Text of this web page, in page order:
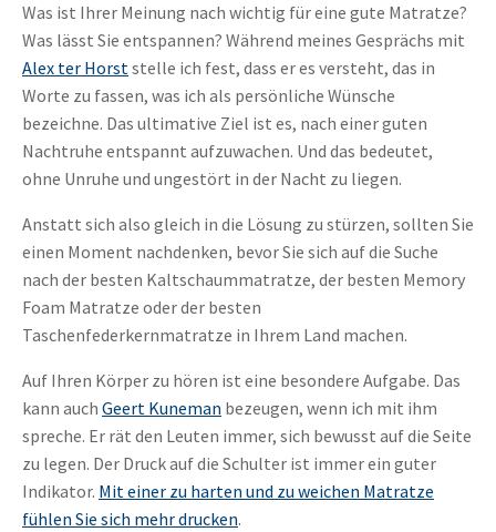
Was ist Ihrer Meinung nach wichtig für eine gute Matratze?
Was lässt Sie entspannen? Während meines Gesprächs mit
Alex ter Horststelle ich fest, dass er es versteht, das in
Worte zu fassen, was ich als persönliche Wünsche
bezeichne. Das ultimative Ziel ist es, nach einer guten
Nachtruhe entspannt aufzuwachen. Und das bedeutet,
ohne Unruhe und ungestört in der Nacht zu liegen.
Anstatt sich also gleich in die Lösung zu stürzen, sollten Sie
einen Moment nachdenken, bevor Sie sich auf die Suche
nach der besten Kaltschaummatratze, der besten Memory
Foam Matratze oder der besten
Taschenfederkernmatratze in Ihrem Land machen.
Auf Ihren Körper zu hören ist eine besondere Aufgabe. Das
kann auch Geert Kuneman bezeugen, wenn ich mit ihm
spreche. Er rät den Leuten immer, sich bewusst auf die Seite
zu legen. Der Druck auf die Schulter ist immer ein guter
Indikator. Mit einer zu harten und zu weichen Matratze
fühlen Sie sich mehrdrucken.